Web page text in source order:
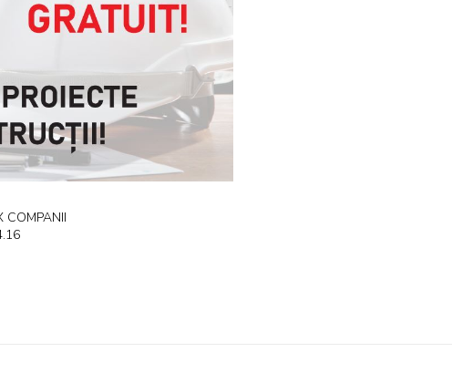
COMPANII